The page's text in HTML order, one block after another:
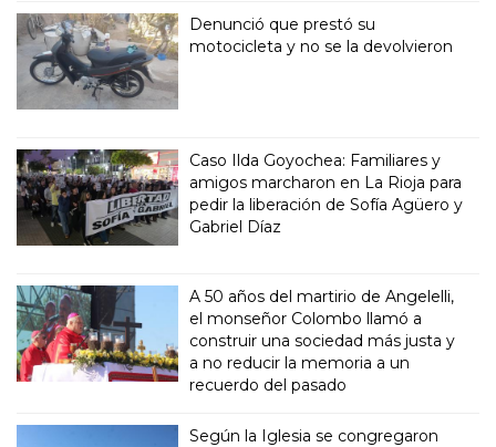
Denunció que prestó su
motocicleta y no se la devolvieron
Caso Ilda Goyochea: Familiares y
amigos marcharon en La Rioja para
pedir la liberación de Sofía Agüero y
Gabriel Díaz
A 50 años del martirio de Angelelli,
el monseñor Colombo llamó a
construir una sociedad más justa y
a no reducir la memoria a un
recuerdo del pasado
Según la Iglesia se congregaron